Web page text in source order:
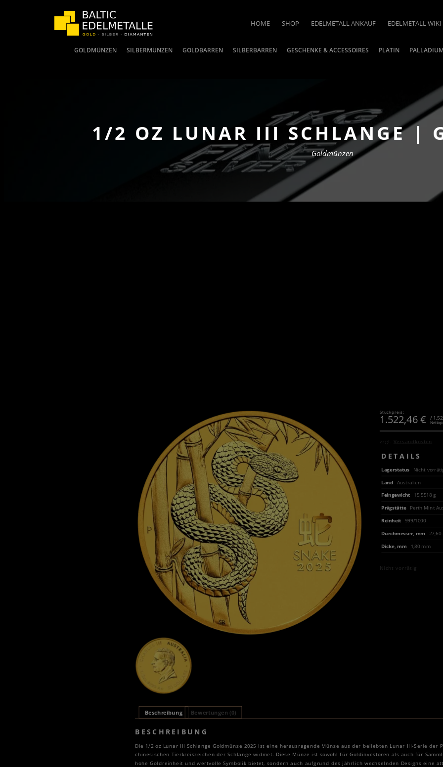
HOME SHOP EDELMETALL ANKAUF EDELMETALL WIKI
GOLDMÜNZEN SILBERMÜNZEN GOLDBARREN SILBERBARREN GESCHENKE & ACCESSOIRES PLATIN PALLADIUM
1/2 OZ LUNAR III SCHLANGE |
Goldmünzen
Stückpreis:
1.522,46€ /
zzgl. Versandkosten
DETAILS
Lagerstatus Nicht
Land Australien
Feingewicht 15.5518 g
Prägstätte
Perth Mint
Reinheit
999/1000
Durchmesser, mm
27,60
Dicke, mm
1,80 mm
Nicht vorrätig
Beschreibung Bewertungen (0)
BESCHREIBUNG
Die 1/2 oz Lunar III Schlange Goldmünze 2025 ist eine herausragende Münze aus der beliebten Lunar III-Serie der
chinesischen Tierkreiszeichen der Schlange widmet. Diese Münze ist sowohl für Goldinvestoren als auch für
hohe Goldreinheit und wertvolle Symbolik bietet, sondern auch aufgrund des jährlich wechselnden Designs eine